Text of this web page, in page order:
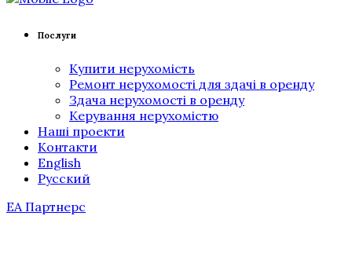
Послуги
Купити нерухомість
Ремонт нерухомості для здачі в оренду
Здача нерухомості в оренду
Керування нерухомістю
Наші проекти
Контакти
English
Русский
ЕА Партнерс